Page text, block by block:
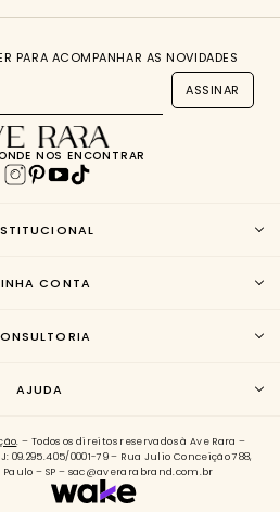
PARA ACOMPANHAR AS NOVIDADES
ASSINAR
NOS ENCONTRAR
CONTA
AJUDA
. – Todos os direitos reservados à Ave Rara –
09.295.405/0001-79 – Rua Julio Conceição 788,
Paulo – SP – sac@averarabrand.com.br